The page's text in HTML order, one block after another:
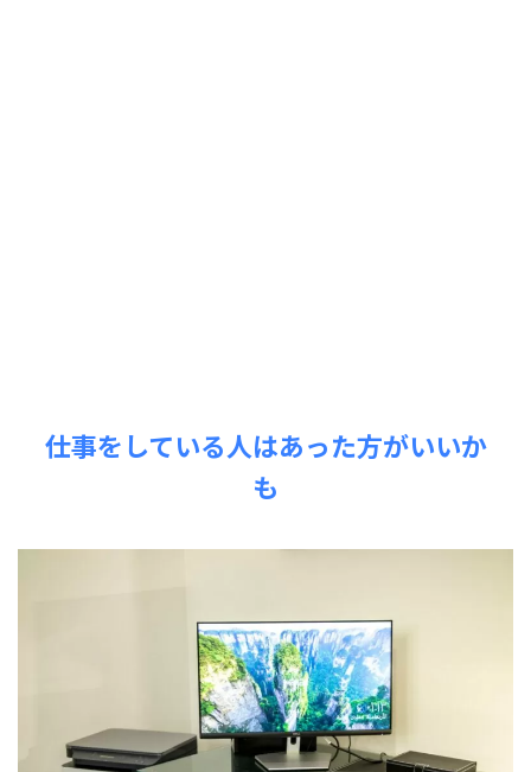
仕事をしている人はあった方がいいか
も